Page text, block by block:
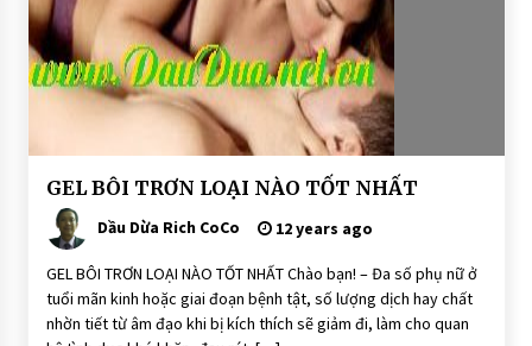
BÀI
VIẾT
GEL BÔI TRƠN LOẠI NÀO TỐT NHẤT
Dầu Dừa Rich CoCo 12 years ago
GEL BÔI TRƠN LOẠI NÀO TỐT NHẤT Chào bạn! – Đa số phụ nữ ở
tuổi mãn kinh hoặc giai đoạn bệnh tật, số lượng dịch hay chất
nhờn tiết từ âm đạo khi bị kích thích sẽ giảm đi, làm cho quan